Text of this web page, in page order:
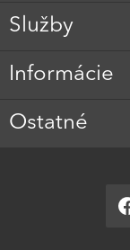
Služby
Informácie
Ostatné